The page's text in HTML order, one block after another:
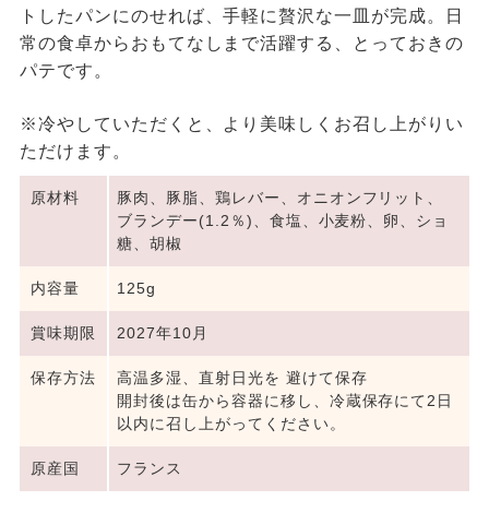
トしたパンにのせれば、手軽に贅沢な一皿が完成。日
常の食卓からおもてなしまで活躍する、とっておきの
パテです。
※冷やしていただくと、より美味しくお召し上がりい
ただけます。
原材料
豚肉、豚脂、鶏レバー、オニオンフリット、
ブランデー(1.2％)、食塩、小麦粉、卵、ショ
糖、胡椒
内容量 125g
賞味期限 2027年10月
保存方法
高温多湿、直射日光を 避けて保存
開封後は缶から容器に移し、冷蔵保存にて2日
以内に召し上がってください。
原産国 フランス